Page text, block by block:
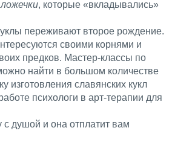
, которые «вкладывались»
переживают второе рождение.
своими корнями и
предков. Мастер-классы по
найти в большом количестве
изготовления славянских кукл
психологи в арт-терапии для
с душой и она отплатит вам